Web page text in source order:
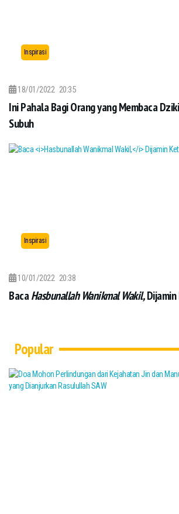
Inspirasi
18/01/2022 20:35
Ini Pahala Bagi Orang yang Membaca
Subuh
Inspirasi
10/01/2022 20:38
BacaHasbunallah Wanikmal Wakil,Dijamin
Popular